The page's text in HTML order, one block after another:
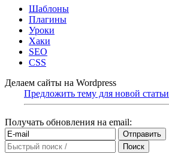
Шаблоны
Плагины
Уроки
Хаки
SEO
CSS
Делаем сайты на Wordpress
Предложить тему для новой статьи
Получать обновления на email: